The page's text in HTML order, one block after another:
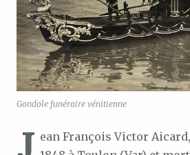
Gondole funéraire vénitienne
ean François Victor